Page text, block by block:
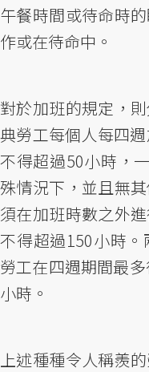
午餐時間或待命時
作或在待命中。
對於加班的規定，
典勞工每個人每四
不得超過50小時，
殊情況下，並且無
須在加班時數之外
不得超過150小時
勞工在四週期間最
小時。
上述種種令人稱羨